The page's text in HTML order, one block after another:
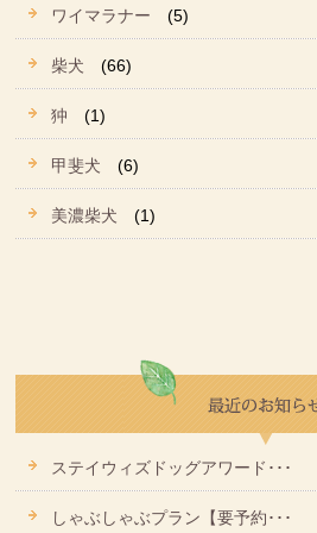
ワイマラナー (5)
柴犬 (66)
狆 (1)
甲斐犬 (6)
美濃柴犬 (1)
ステイウィズドッグアワード･･･
しゃぶしゃぶプラン【要予約･･･